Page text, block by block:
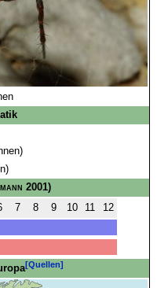
2001)
7 8 9 10 11
12
[Quellen]